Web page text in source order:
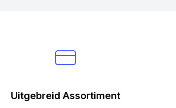
Uitgebreid Assortiment